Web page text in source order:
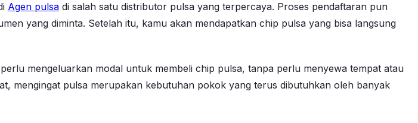
Agen pulsa di salah satu distributor pulsa yang terpercaya. Proses pendaftaran pun
yang diminta. Setelah itu, kamu akan mendapatkan chip pulsa yang bisa langsung
mengeluarkan modal untuk membeli chip pulsa, tanpa perlu menyewa tempat atau
mengingat pulsa merupakan kebutuhan pokok yang terus dibutuhkan oleh banyak